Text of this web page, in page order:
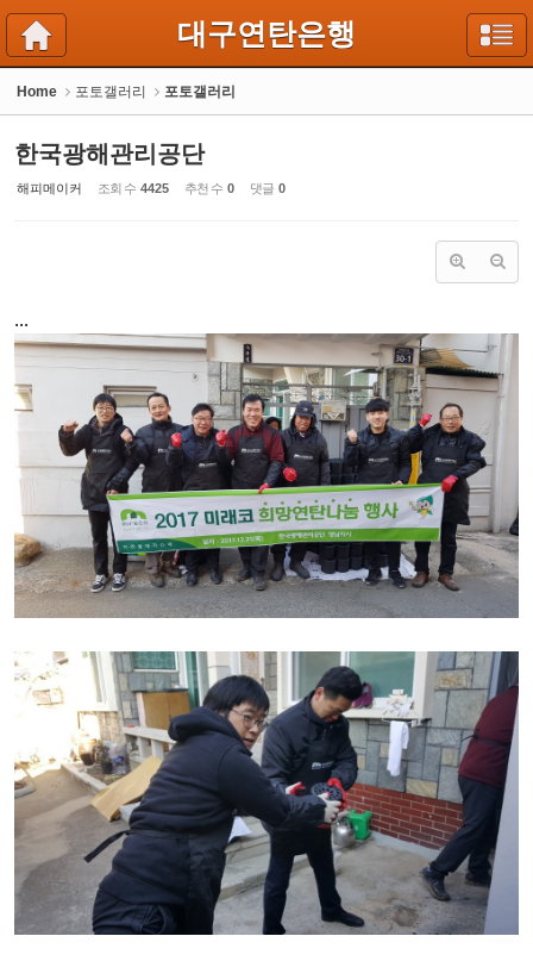
대구연탄은행
Home 포토갤러리 포토갤러리
한국광해관리공단
해피메이커 조회 수 4425 추천 수 0 댓글 0
...